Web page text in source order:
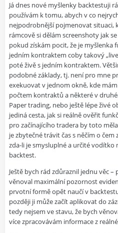
Já dnes nové myšlenky backtestuji
používám k tomu, abych v co
nejpodrobnější pojmenovat
rámcově si dělám screenshoty jak
pokud získám pocit, že je myšlenka
jedním kontraktem coby takový „live
poté živě s jedním kontraktem.
podobné základy, tj. není pro mne
exekuovat v jednom okně, kde
počtem kontraktů a některé v
Paper trading, nebo ještě lépe živé
jediná cesta, jak si reálně ověřit
pro začínajícího tradera by toto
je zbytečné trávit čas s něčím o
zda-li je smysluplné a určité
backtest.
Ještě bych rád zdůraznil jednu věc
věnoval maximální pozornost
prvotní formě opět naučí v
později ji může začít aplikovat do
tedy nejsem ve stavu, že bych
více zpracovávám informace z